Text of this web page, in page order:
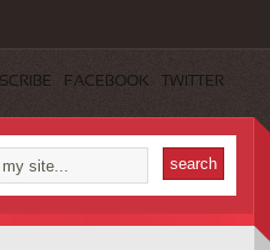
FACEBOOK TWITTER